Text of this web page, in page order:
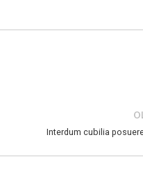
Interdum cubilia